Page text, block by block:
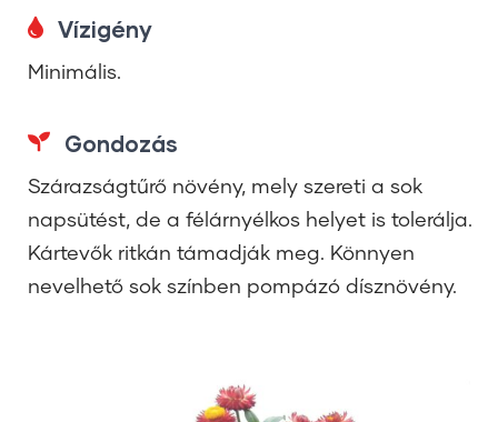
Vízigény
Minimális.
Gondozás
Szárazságtűrő növény, mely szereti a sok
napsütést, de a félárnyélkos helyet is tolerálja.
Kártevők ritkán támadják meg. Könnyen
nevelhető sok színben pompázó dísznövény.